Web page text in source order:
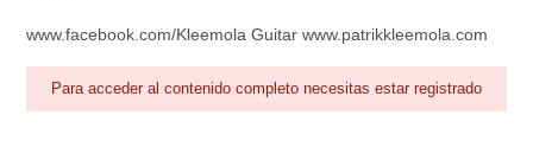
www.facebook.com/Kleemola Guitar www.patrikkleemola.com
Para acceder al contenido completo necesitas estar registrado